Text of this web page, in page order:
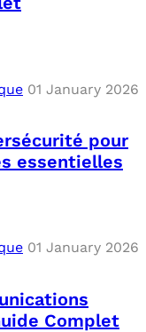
01 January 2026
pour
essentielles
01 January 2026
Complet